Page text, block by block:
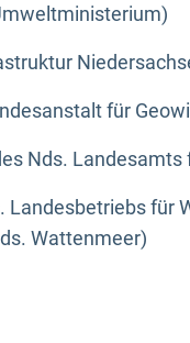
für
Nds.
Landesbetriebs
Wattenmeer)